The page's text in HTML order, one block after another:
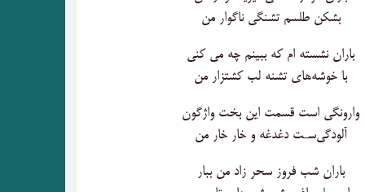
بشکن طلسم تشنگی ناگوار من
باران نشسته ام که ببینم چه می کنی
با خوشه‌های تشنه لب کشتزار من
وارونگی است قسمت این بخت واژگون
آلودگی‌سـت دغدغه و خار خار من
باران شب فروز سحر زاد من ببار